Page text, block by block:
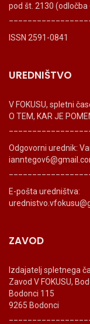
pod št. 2130
ISSN 2591-0841
UREDNIŠTVO
V FOKUSU, spletni
O TEM, KAR JE
Odgovorni urednik:
E-pošta uredništva:
ZAVOD
Izdajatelj spletnega
Zavod V FOKUSU,
Bodonci 115
9265 Bodonci